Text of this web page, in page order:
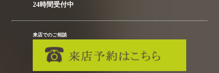
24時間受付中
来店でのご相談